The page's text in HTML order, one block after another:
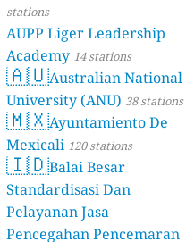
stations
AUPP Liger Leadership
Academy 14 stations
🇦🇺Australian National
University (ANU) 38 stations
🇲🇽Ayuntamiento De
Mexicali 120 stations
🇮🇩Balai Besar
Standardisasi Dan
Pelayanan Jasa
Pencegahan Pencemaran